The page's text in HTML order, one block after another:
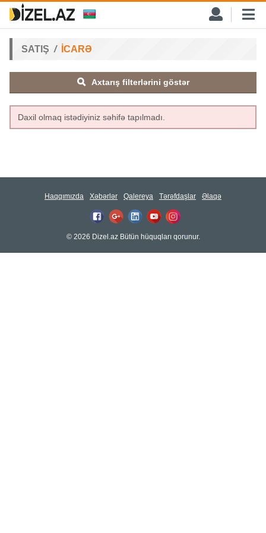
SATIŞ İCARƏ
Axtarış filterlərini göstər
Daxil olmaq istədiyiniz səhifə tapılmadı.
Haqqımızda Xəbərlər Qalereya Tərəfdaşlar Əlaqə
© 2026 Dizel.az Bütün hüquqları qorunur.